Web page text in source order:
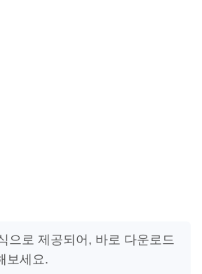
으로 제공되어, 바로 다운로드
보세요.